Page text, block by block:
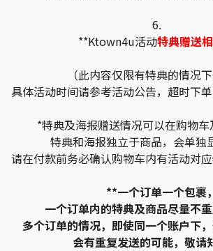
6.
**Ktown4u活动特典赠送
（此内容仅限有特典的情况下
具体活动时间请参考活动公告，超时下单
*特典及海报赠送情况可以在购物车
特典和海报独立于商品，会单独
请在付款前务必确认购物车内有活动对应
**一个订单一个包裹，
一个订单内的特典及商品尽量不
多个订单的情况，即使同一个账户下，
会有重复发送的可能，敬请